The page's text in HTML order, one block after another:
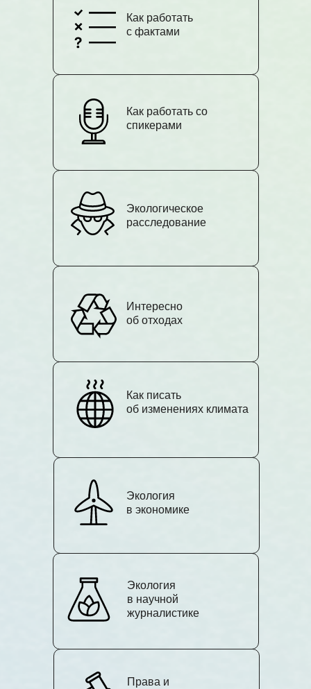
Как работать со
спикерами
Как работать
с фактами
Экологическое
расследование
Интересно
об отходах
Как писать
об изменениях климата
Экология
в экономике
Экология
в научной
журналистике
Права и